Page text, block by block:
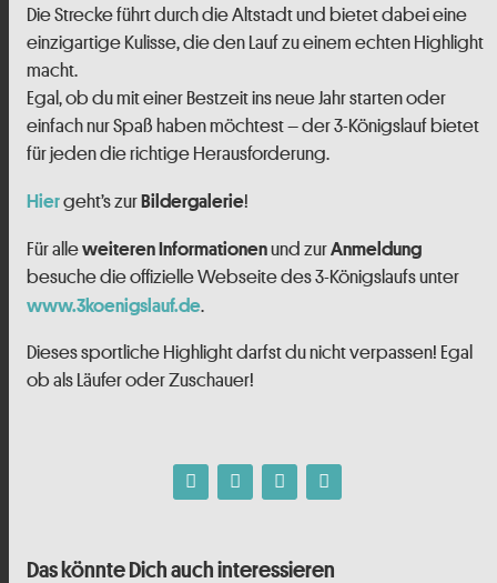
Die Strecke führt durch die Altstadt und bietet dabei eine
einzigartige Kulisse, die den Lauf zu einem echten Highlight
macht.
Egal, ob du mit einer Bestzeit ins neue Jahr starten oder
einfach nur Spaß haben möchtest – der 3-Königslauf bietet
für jeden die richtige Herausforderung.
Hiergeht’s zurBildergalerie!
Für alleweiteren Informationenund zurAnmeldung
besuche die offizielle Webseite des 3-Königslaufs unter
www.3koenigslauf.de.
Dieses sportliche Highlight darfst du nicht verpassen! Egal
ob als Läufer oder Zuschauer!
Das könnte Dich auch interessieren